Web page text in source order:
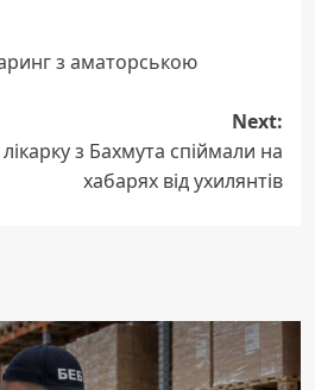
з аматорською
Next:
з Бахмута спіймали на
хабарях від ухилянтів